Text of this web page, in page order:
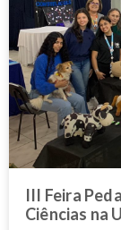
III Feira
Ciências na